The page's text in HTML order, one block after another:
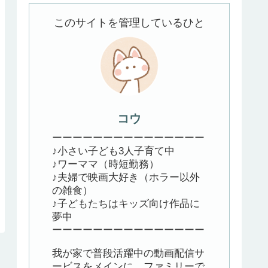
このサイトを管理しているひと
コウ
ーーーーーーーーーーーーーーー
♪小さい子ども3人子育て中
♪ワーママ（時短勤務）
♪夫婦で映画大好き（ホラー以外
の雑食）
♪子どもたちはキッズ向け作品に
夢中
ーーーーーーーーーーーーーーー
我が家で普段活躍中の動画配信サ